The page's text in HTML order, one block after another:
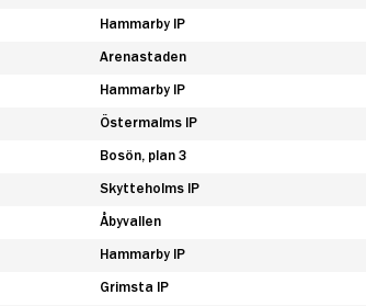
Hammarby IP
Arenastaden
Hammarby IP
Östermalms IP
Bosön, plan 3
Skytteholms IP
Åbyvallen
Hammarby IP
Grimsta IP